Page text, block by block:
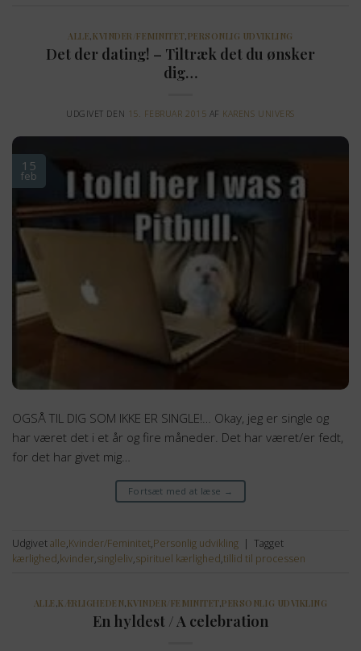
ALLE,KVINDER/FEMINITET,PERSONLIG UDVIKLING
Det der dating! – Tiltræk det du ønsker
dig…
UDGIVET DEN 15. FEBRUAR 2015 AF KARENS UNIVERS
15
feb
OGSÅ TIL DIG SOM IKKE ER SINGLE!… Okay, jeg er single og
har været det i et år og fire måneder. Det har været/er fedt,
for det har givet mig…
Fortsæt med at læse →
Udgivetalle,Kvinder/Feminitet,Personlig udvikling
Tagget
kærlighed,kvinder,singleliv,spirituel kærlighed,tillid til processen
ALLE ,KÆRLIGHEDEN,KVINDER/FEMINITET,PERSONLIG UDVIKLING
En hyldest / A celebration